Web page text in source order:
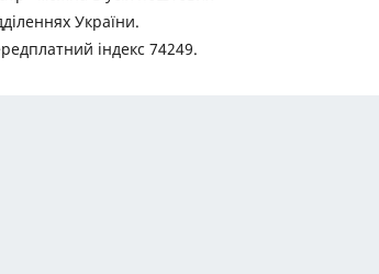
України.
індекс 74249.